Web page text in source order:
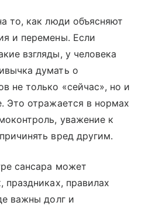
то, как люди объясняют
и перемены. Если
взгляды, у человека
думать о
не только «сейчас», но и
Это отражается в нормах
уважение к
вред другим.
сансара может
праздниках, правилах
важны долг и